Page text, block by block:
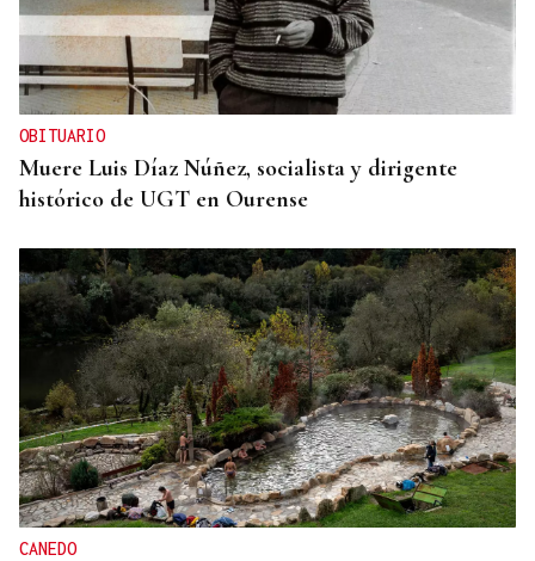
OBITUARIO
Muere Luis Díaz Núñez, socialista y dirigente
histórico de UGT en Ourense
CANEDO